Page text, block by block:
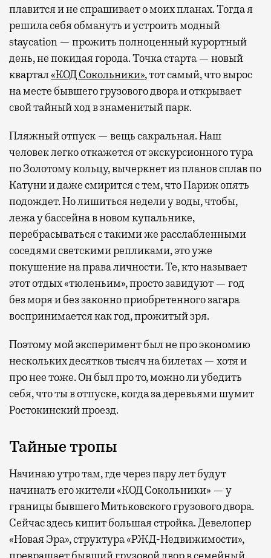
плавится и не спрашивает о моих планах. Тогда я
решила себя обмануть и устроить модный
staycation — прожить полноценный курортный
день, не покидая города. Точка старта — новый
квартал«КОД Сокольники», тот самый, что вырос
на месте бывшего грузового двора и открывает
свой тайный ход в знаменитый парк.
Пляжный отпуск — вещь сакральная. Наш
человек легко откажется от экскурсионного тура
по Золотому кольцу, вычеркнет из планов сплав по
Катуни и даже смирится с тем, что Париж опять
подождет. Но лишиться недели у воды, чтобы,
лежа у бассейна в новом купальнике,
перебрасываться с такими же расслабленными
соседями светскими репликами, это уже
покушение на права личности. Те, кто называет
этот отдых «тюленьим», просто завидуют — год
без моря и без законно приобретенного загара
воспринимается как год, прожитый зря.
Поэтому мой эксперимент был не про экономию
нескольких десятков тысяч на билетах — хотя и
про нее тоже. Он был про то, можно ли убедить
себя, что ты в отпуске, когда за деревьями шумит
Ростокинский проезд.
Тайные тропы
Начинаю утро там, где через пару лет будут
начинать его жители «КОД Сокольники» — у
границы бывшего Митьковского грузового двора.
Сейчас здесь кипит большая стройка. Девелопер
«Новая Эра», структура «РЖД-Недвижимости»,